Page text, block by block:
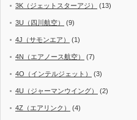
3K（ジェットスターアジ） (13)
3U（四川航空） (9)
4J（サモンエア） (1)
4N（エアノース航空） (7)
4O（インテルジェット） (3)
4U（ジャーマンウイング） (2)
4Z（エアリンク） (4)